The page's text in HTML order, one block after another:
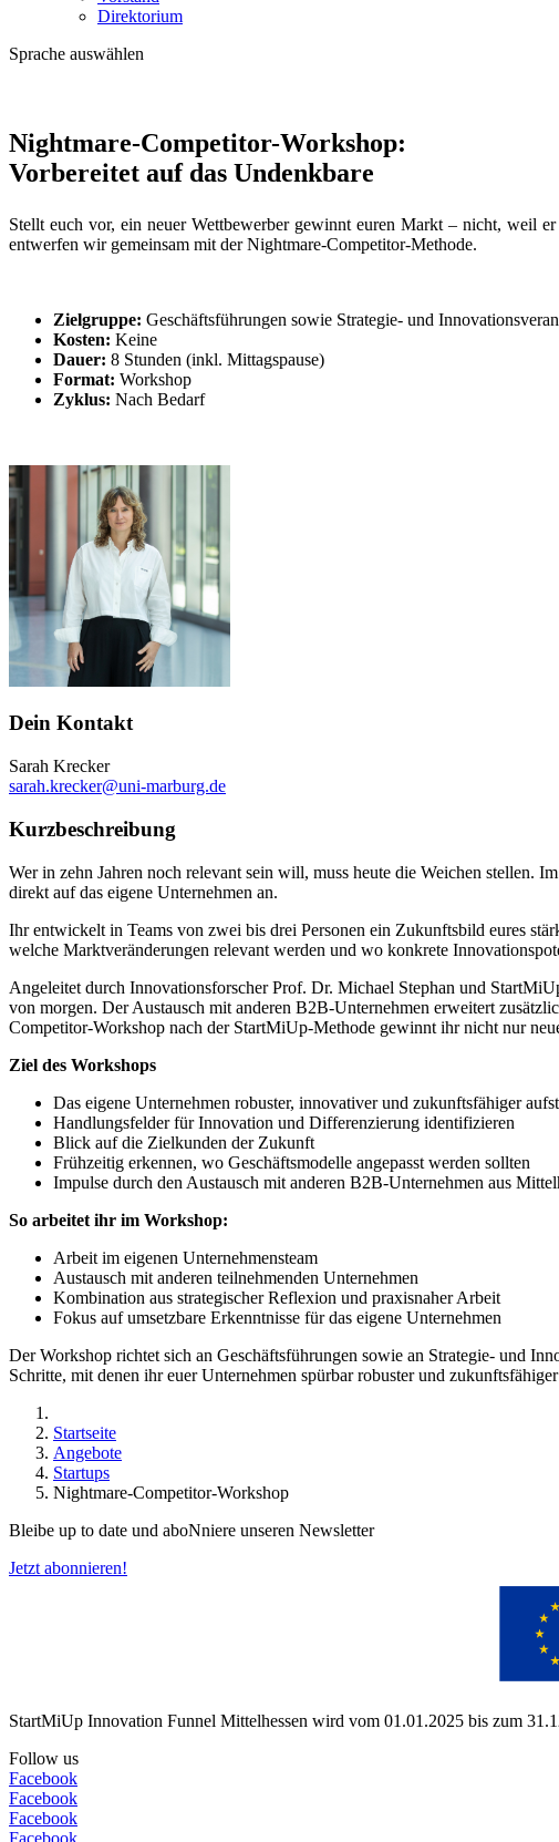
Direktorium
Sprache auswählen
Nightmare-Competitor-Workshop:
Vorbereitet auf das Undenkbare
Stellt euch vor, ein neuer Wettbewerber gewinnt euren Markt – nicht, weil
entwerfen wir gemeinsam mit der Nightmare-Competitor-Methode.
Zielgruppe: Geschäftsführungen sowie Strategie- und
Kosten: Keine
Dauer: 8 Stunden (inkl. Mittagspause)
Format: Workshop
Zyklus: Nach Bedarf
Dein Kontakt
Sarah Krecker
sarah.krecker@uni-marburg.de
Kurzbeschreibung
Wer in zehn Jahren noch relevant sein will, muss heute die Weichen stellen.
direkt auf das eigene Unternehmen an.
Ihr entwickelt in Teams von zwei bis drei Personen ein Zukunftsbild eures
welche Marktveränderungen relevant werden und wo konkrete
Angeleitet durch Innovationsforscher Prof. Dr. Michael Stephan und
von morgen. Der Austausch mit anderen B2B-Unternehmen erweitert
Competitor-Workshop nach der StartMiUp-Methode gewinnt ihr nicht nur
Ziel des Workshops
Das eigene Unternehmen robuster, innovativer und zukunftsfähiger
Handlungsfelder für Innovation und Differenzierung identifizieren
Blick auf die Zielkunden der Zukunft
Frühzeitig erkennen, wo Geschäftsmodelle angepasst werden sollten
Impulse durch den Austausch mit anderen B2B-Unternehmen aus
So arbeitet ihr im Workshop:
Arbeit im eigenen Unternehmensteam
Austausch mit anderen teilnehmenden Unternehmen
Kombination aus strategischer Reflexion und praxisnaher Arbeit
Fokus auf umsetzbare Erkenntnisse für das eigene Unternehmen
Der Workshop richtet sich an Geschäftsführungen sowie an Strategie- und
Schritte, mit denen ihr euer Unternehmen spürbar robuster und
Startseite
Angebote
Startups
Nightmare-Competitor-Workshop
Bleibe up to date und aboNniere unseren Newsletter
Jetzt abonnieren!
StartMiUp Innovation Funnel Mittelhessen wird vom 01.01.2025 bis zum
Follow us
Facebook
Facebook
Facebook
Facebook